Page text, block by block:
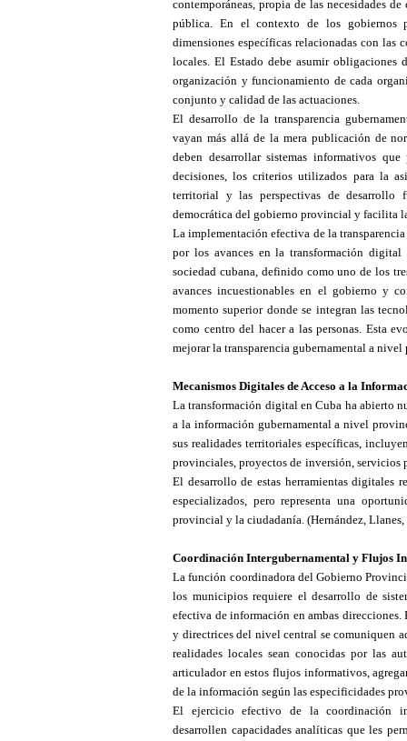
contemporáneas, propia de las necesidades
pública. En el contexto de los gobiernos
dimensiones específicas relacionadas con
locales. El Estado debe asumir
organización y funcionamiento de cada
conjunto y calidad de las actuaciones.
El desarrollo de la transparencia
vayan más allá de la mera publicación de
deben desarrollar sistemas informativos
decisiones, los criterios utilizados para la
territorial y las perspectivas de desarrollo
democrática del gobierno provincial y facilita
La implementación efectiva de la
por los avances en la transformación
sociedad cubana, definido como uno de los
avances incuestionables en el gobierno y
momento superior donde se integran las
como centro del hacer a las personas. Esta
mejorar la transparencia gubernamental a
Mecanismos Digitales de Acceso a la
La transformación digital en Cuba ha abierto
a la información gubernamental a nivel
sus realidades territoriales específicas,
provinciales, proyectos de inversión,
El desarrollo de estas herramientas digitales
especializados, pero representa una
provincial y la ciudadanía. (Hernández,
Coordinación Intergubernamental y Flujos
La función coordinadora del Gobierno
los municipios requiere el desarrollo de
efectiva de información en ambas
y directrices del nivel central se comuniquen
realidades locales sean conocidas por las
articulador en estos flujos informativos,
de la información según las especificidades
El ejercicio efectivo de la coordinación
desarrollen capacidades analíticas que les